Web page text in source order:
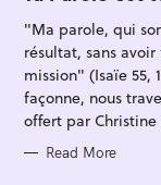
E
"Ma parole, qui
résultat, sans
mission" (Isaïe 55,
façonne, nous
offert par Christine
Read More